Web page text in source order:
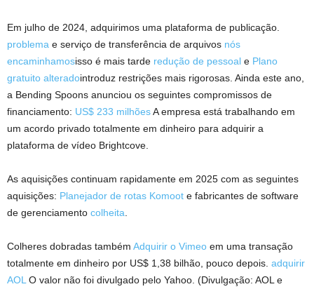
Em julho de 2024, adquirimos uma plataforma de publicação.
problema e serviço de transferência de arquivos nós
encaminhamosisso é mais tarde redução de pessoal e Plano
gratuito alteradointroduz restrições mais rigorosas. Ainda este ano,
a Bending Spoons anunciou os seguintes compromissos de
financiamento: US$ 233 milhõesA empresa está trabalhando em
um acordo privado totalmente em dinheiro para adquirir a
plataforma de vídeo Brightcove.
As aquisições continuam rapidamente em 2025 com as seguintes
aquisições: Planejador de rotas Komoot e fabricantes de software
de gerenciamento colheita
Colheres dobradas também Adquirir o Vimeo em uma transação
totalmente em dinheiro por US$ 1,38 bilhão, pouco depois. adquirir
AOL O valor não foi divulgado pelo Yahoo. (Divulgação: AOL e